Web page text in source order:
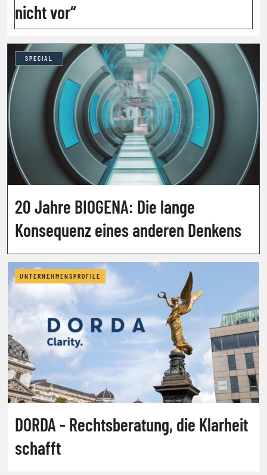
nicht vor“
SPECIAL
20 Jahre BIOGENA: Die lange
Konsequenz eines anderen Denkens
UNTERNEHMENSPROFILE
DORDA - Rechtsberatung, die Klarheit
schafft